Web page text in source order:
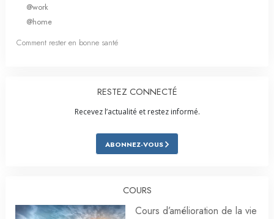
@work
@home
Comment rester en bonne santé
RESTEZ CONNECTÉ
Recevez l’actualité et restez informé.
ABONNEZ-VOUS
COURS
Cours d’amélioration de la vie